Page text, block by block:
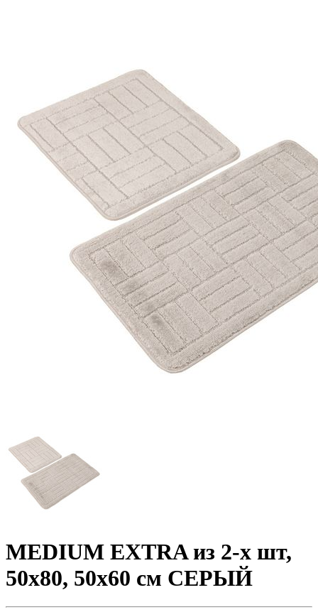
MEDIUM EXTRA из 2-х шт,
50х80, 50х60 см СЕРЫЙ